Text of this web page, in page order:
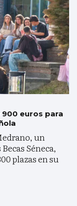
900 euros para
un
Séneca,
plazas en su